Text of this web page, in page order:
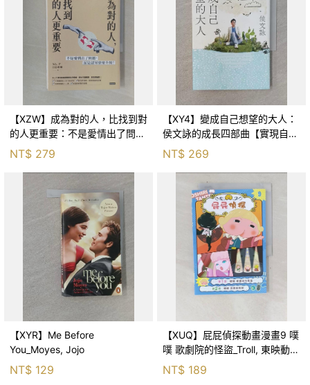
【XZW】成為對的人，比找到對
的人更重要：不是愛情出了問
題，而是認知需要升級！_Mr. P
NT$ 279
【XY4】變成自己想望的大人：
侯文詠的成長四部曲【實現自
己】_侯文詠
NT$ 269
【XYR】Me Before
You_Moyes, Jojo
NT$ 129
【XUQ】屁屁偵探動畫漫畫9 噗
噗 歌劇院的怪盜_Troll, 東映動畫
株式會社, 張東君
NT$ 189